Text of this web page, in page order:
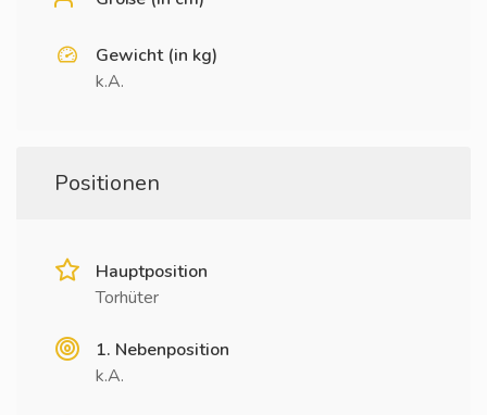
Gewicht (in kg)
k.A.
Positionen
Hauptposition
Torhüter
1. Nebenposition
k.A.